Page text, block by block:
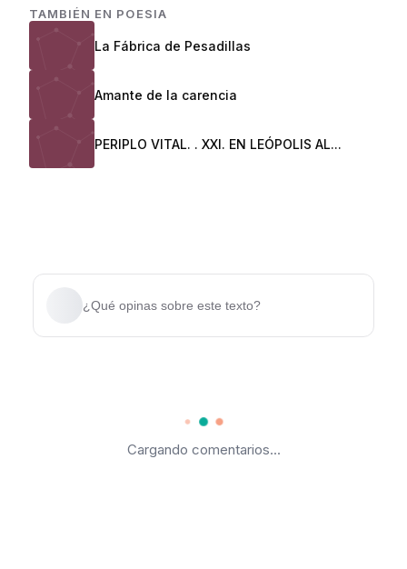
TAMBIÉN EN POESIA
La Fábrica de Pesadillas
Amante de la carencia
PERIPLO VITAL. . XXI. EN LEÓPOLIS AL...
¿Qué opinas sobre este texto?
Cargando comentarios...